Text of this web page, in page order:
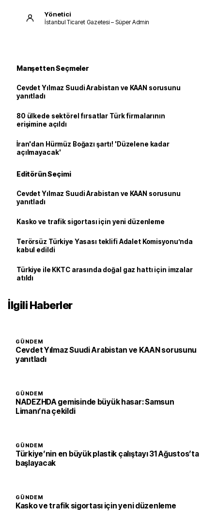
Yönetici
İstanbul Ticaret Gazetesi – Süper Admin
Manşetten Seçmeler
Cevdet Yılmaz Suudi Arabistan ve KAAN sorusunu
yanıtladı
80 ülkede sektörel fırsatlar Türk firmalarının
erişimine açıldı
İran'dan Hürmüz Boğazı şartı! 'Düzelene kadar
açılmayacak'
Editörün Seçimi
Cevdet Yılmaz Suudi Arabistan ve KAAN sorusunu
yanıtladı
Kasko ve trafik sigortası için yeni düzenleme
Terörsüz Türkiye Yasası teklifi Adalet Komisyonu’nda
kabul edildi
Türkiye ile KKTC arasında doğal gaz hattı için imzalar
atıldı
İlgili Haberler
GÜNDEM
Cevdet Yılmaz Suudi Arabistan ve KAAN sorusunu
yanıtladı
GÜNDEM
NADEZHDA gemisinde büyük hasar: Samsun
Limanı’na çekildi
GÜNDEM
Türkiye’nin en büyük plastik çalıştayı 31 Ağustos’ta
başlayacak
GÜNDEM
Kasko ve trafik sigortası için yeni düzenleme